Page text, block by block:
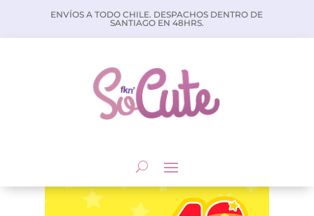
ENVÍOS A TODO CHILE. DESPACHOS DENTRO DE
SANTIAGO EN 48HRS.